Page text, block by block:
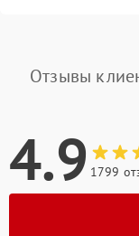
Отзывы
4.9 1799